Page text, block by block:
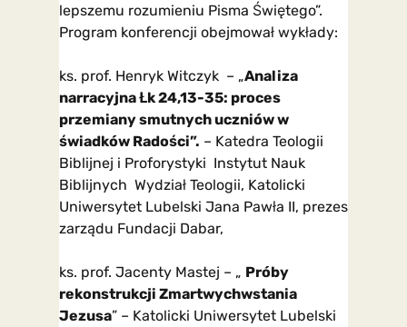
lepszemu rozumieniu Pisma Świętego”.
Program konferencji obejmował wykłady:
ks. prof. Henryk Witczyk – „Analiza
narracyjna Łk 24,13-35: proces
przemiany smutnych uczniów w
świadków Radości”. – Katedra Teologii
Biblijnej i Proforystyki Instytut Nauk
Biblijnych Wydział Teologii, Katolicki
Uniwersytet Lubelski Jana Pawła II, prezes
zarządu Fundacji Dabar,
ks. prof. Jacenty Mastej – „ Próby
rekonstrukcji Zmartwychwstania
Jezusa” – Katolicki Uniwersytet Lubelski